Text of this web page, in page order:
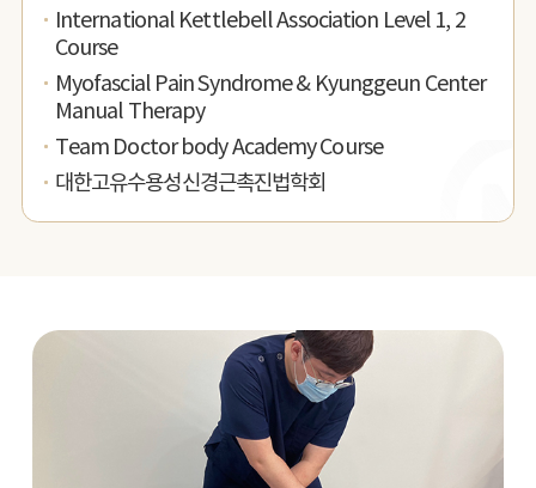
International Kettlebell Association Level 1, 2
Course
Myofascial Pain Syndrome & Kyunggeun Center
Manual Therapy
Team Doctor body Academy Course
대한고유수용성신경근촉진법학회